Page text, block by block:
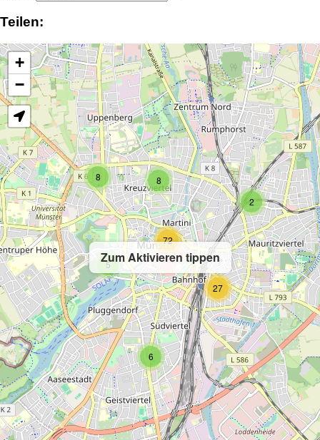
Teilen:
Zum Aktivieren tippen
2
8
6
8
27
5
72
+
−